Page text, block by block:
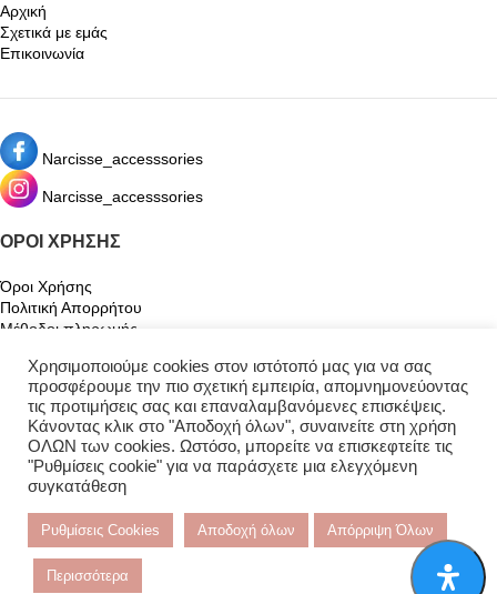
Αρχική
Σχετικά με εμάς
Επικοινωνία
Narcisse_accesssories
Narcisse_accesssories
ΌΡΟΙ ΧΡΉΣΗΣ
Όροι Χρήσης
Πολιτική Απορρήτου
Μέθοδοι πληρωμής
Πολιτική επιστροφής χρημάτων και προϊόντων
Ο ΛΟΓΑΡΙΑΣΜΌΣ ΜΟΥ
Ο λογαριασμός μου
Καλάθι
Παρακολούθηση Παραγγελίας
Χρησιμοποιούμε cookies στον ιστότοπό μας για να σας
προσφέρουμε την πιο σχετική εμπειρία, απομνημονεύοντας
τις προτιμήσεις σας και επαναλαμβανόμενες επισκέψεις.
Κάνοντας κλικ στο "Αποδοχή όλων", συναινείτε στη χρήση
ΟΛΩΝ των cookies. Ωστόσο, μπορείτε να επισκεφτείτε τις
"Ρυθμίσεις cookie" για να παράσχετε μια ελεγχόμενη
συγκατάθεση
Ρυθμίσεις Cookies Αποδοχή όλων Απόρριψη Όλων
Περισσότερα